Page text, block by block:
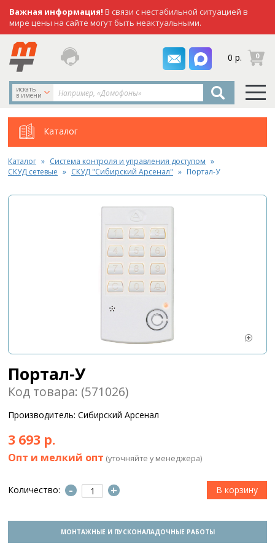
Важная информация! В связи с нестабильной ситуацией в
мире цены на сайте могут быть неактуальными.
0 р. 0
искать
в имени
Каталог
Каталог
Система контроля и управления доступом
СКУД сетевые
СКУД "Сибирский Арсенал" Портал-У
Портал-У
Код товара: (571026)
Производитель: Сибирский Арсенал
3 693 р.
Опт и мелкий опт (уточняйте у менеджера)
Количество: - +
МОНТАЖНЫЕ И ПУСКОНАЛАДОЧНЫЕ РАБОТЫ